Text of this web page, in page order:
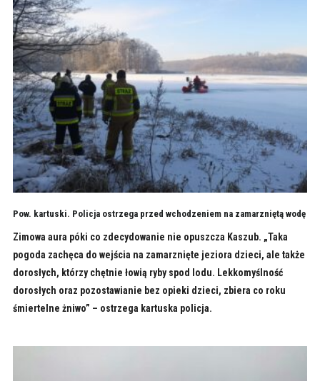
Pow. kartuski. Policja ostrzega przed wchodzeniem na zamarzniętą wodę
Zimowa aura póki co zdecydowanie nie opuszcza Kaszub. „Taka
pogoda zachęca do wejścia na zamarznięte jeziora dzieci, ale także
dorosłych, którzy chętnie łowią ryby spod lodu. Lekkomyślność
dorosłych oraz pozostawianie bez opieki dzieci, zbiera co roku
śmiertelne żniwo” – ostrzega kartuska policja.